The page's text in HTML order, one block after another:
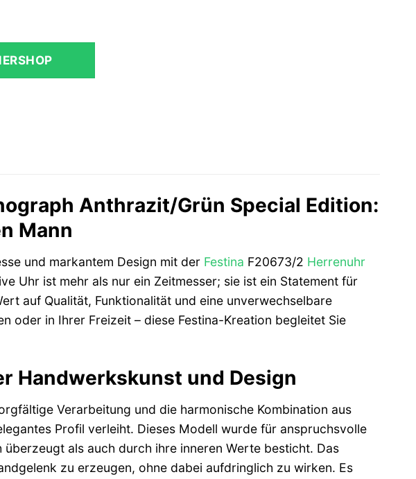
Anthrazit/Grün Special Edition:
Mann
und markantem Design mit der Festina F20673/2 Herrenuhr
Uhr ist mehr als nur ein Zeitmesser; sie ist ein Statement für
auf Qualität, Funktionalität und eine unverwechselbare
oder in Ihrer Freizeit – diese Festina-Kreation begleitet Sie
Handwerkskunst und Design
Verarbeitung und die harmonische Kombination aus
Profil verleiht. Dieses Modell wurde für anspruchsvolle
als auch durch ihre inneren Werte besticht. Das
zu erzeugen, ohne dabei aufdringlich zu wirken. Es